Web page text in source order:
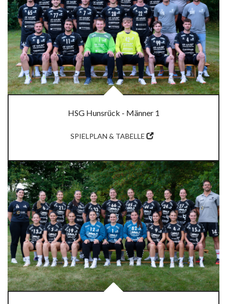
HSG Hunsrück - Männer 1
SPIELPLAN & TABELLE